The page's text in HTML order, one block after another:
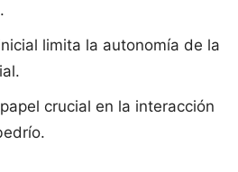
limita la autonomía de la
crucial en la interacción